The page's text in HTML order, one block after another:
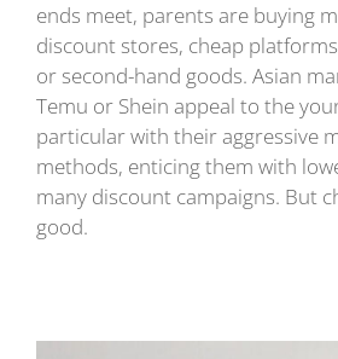
ends meet, parents are buying
discount stores, cheap
or second-hand goods. Asian
Temu or Shein appeal to the
particular with their aggressive
methods, enticing them with
many discount campaigns. But
good.